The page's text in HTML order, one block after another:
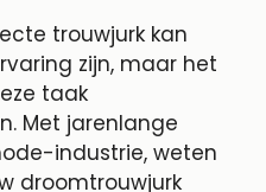
trouwjurk kan
zijn, maar het
taak
Met jarenlange
industrie, weten
droomtrouwjurk